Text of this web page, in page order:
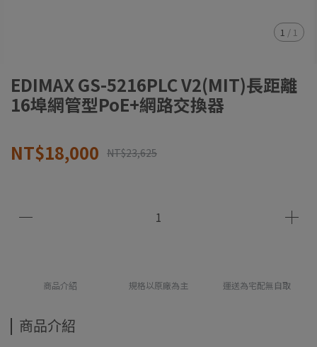
1 / 1
EDIMAX GS-5216PLC V2(MIT)長距離
16埠網管型PoE+網路交換器
NT$18,000 NT$23,625
商品介紹 規格以原廠為主 運送為宅配無自取
商品介紹